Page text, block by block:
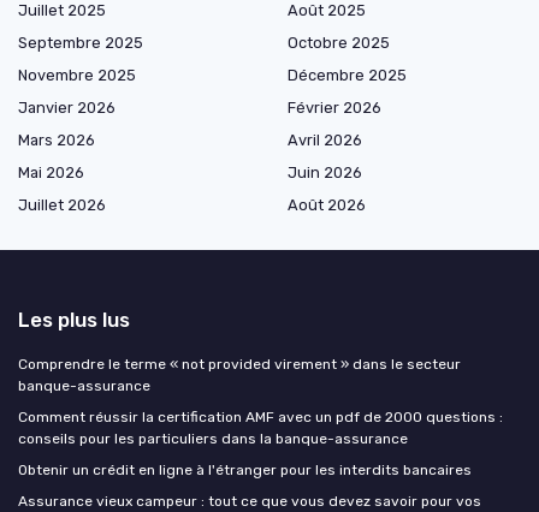
Juillet 2025
Août 2025
Septembre 2025
Octobre 2025
Novembre 2025
Décembre 2025
Janvier 2026
Février 2026
Mars 2026
Avril 2026
Mai 2026
Juin 2026
Juillet 2026
Août 2026
Les plus lus
Comprendre le terme « not provided virement » dans le secteur
banque-assurance
Comment réussir la certification AMF avec un pdf de 2000 questions :
conseils pour les particuliers dans la banque-assurance
Obtenir un crédit en ligne à l'étranger pour les interdits bancaires
Assurance vieux campeur : tout ce que vous devez savoir pour vos